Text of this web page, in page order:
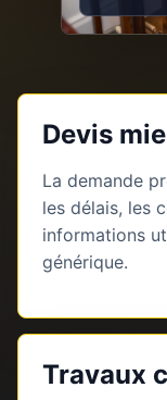
Devis
La demande
les délais, les
informations
générique.
Travaux